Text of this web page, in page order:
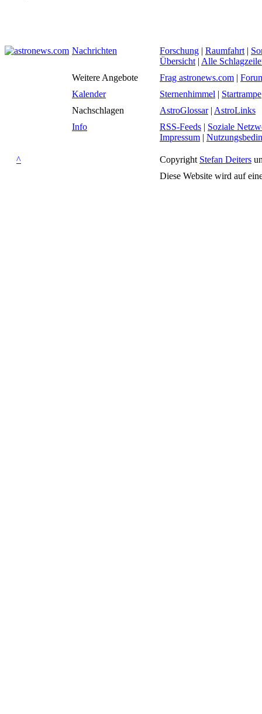
Nachrichten Forschung | Raumfahrt |
Übersicht | Alle
Weitere Angebote
Frag astronews.com |
Kalender
Sternenhimmel | Startrampe
Nachschlagen
AstroGlossar| AstroLinks
Info
RSS-Feeds | Soziale
Impressum |
^ Copyright Stefan Deiters
Diese Website wird auf